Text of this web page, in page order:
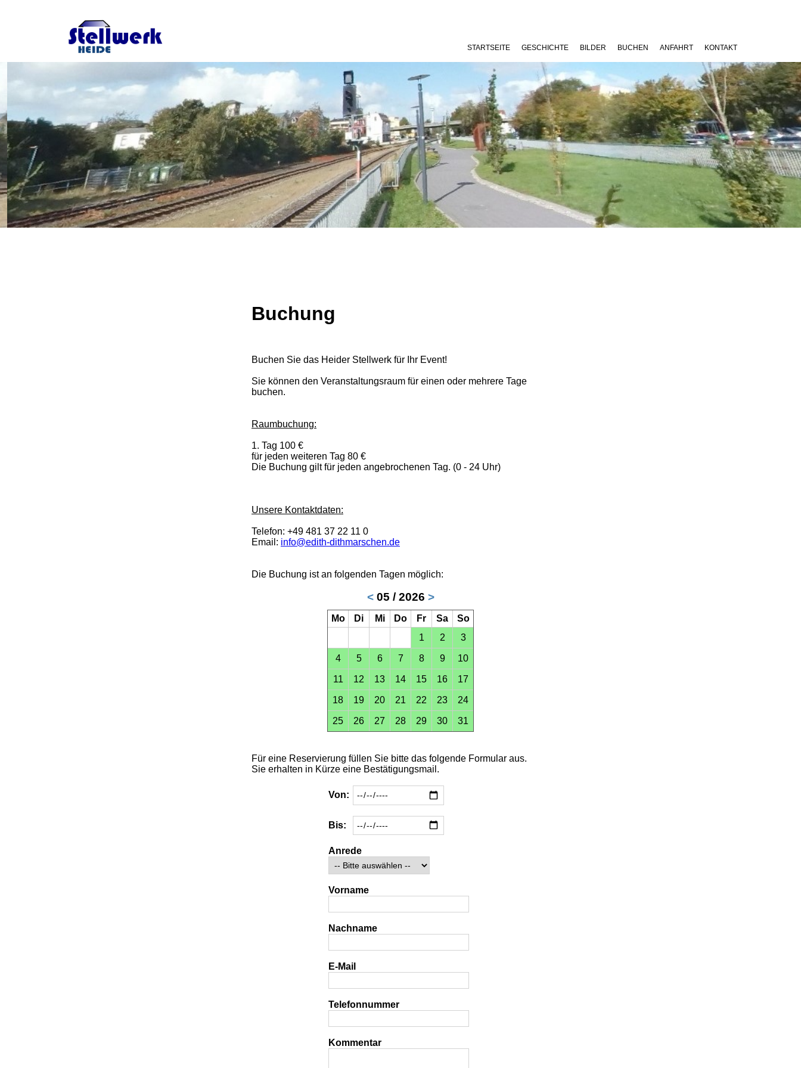
STARTSEITE GESCHICHTE BILDER BUCHEN ANFAHRT KONTAKT
Buchung
Buchen Sie das Heider Stellwerk für Ihr Event!
Sie können den Veranstaltungsraum für einen oder mehrere Tage
buchen.
Raumbuchung:
1. Tag 100 €
für jeden weiteren Tag 80 €
Die Buchung gilt für jeden angebrochenen Tag. (0 - 24 Uhr)
Unsere Kontaktdaten:
Telefon: +49 481 37 22 11 0
Email: info@edith-dithmarschen.de
Die Buchung ist an folgenden Tagen möglich:
<05 / 2026 >
Mo Di Mi Do Fr Sa
So
1
2 3
4 5 6 7 8 9 10
11 12 13 14 15 16 17
18 19 20 21 22 23 24
25 26 27 28 29 30 31
Für eine Reservierung füllen Sie bitte das folgende Formular aus.
Sie erhalten in Kürze eine Bestätigungsmail.
Von:
Bis:
Anrede
Vorname
Nachname
E-Mail
Telefonnummer
Kommentar